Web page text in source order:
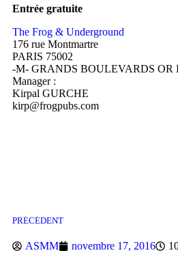
Entrée gratuite
The Frog & Underground
176 rue Montmartre
PARIS 75002
-M- GRANDS BOULEVARDS OR
Manager :
Kirpal GURCHE
kirp@frogpubs.com
PRÉCÉDENT
ASMM novembre 17, 2016